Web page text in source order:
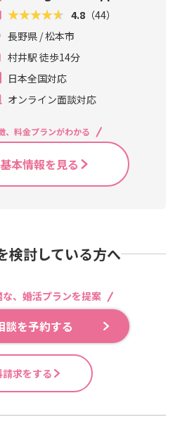
4.8 （44）
長野県 / 松本市
村井駅 徒歩14分
日本全国対応
オンライン面談対応
、料金プランがわかる
本情報を見る
検討している方へ
、婚活プランを提案
談を予約する
請求をする